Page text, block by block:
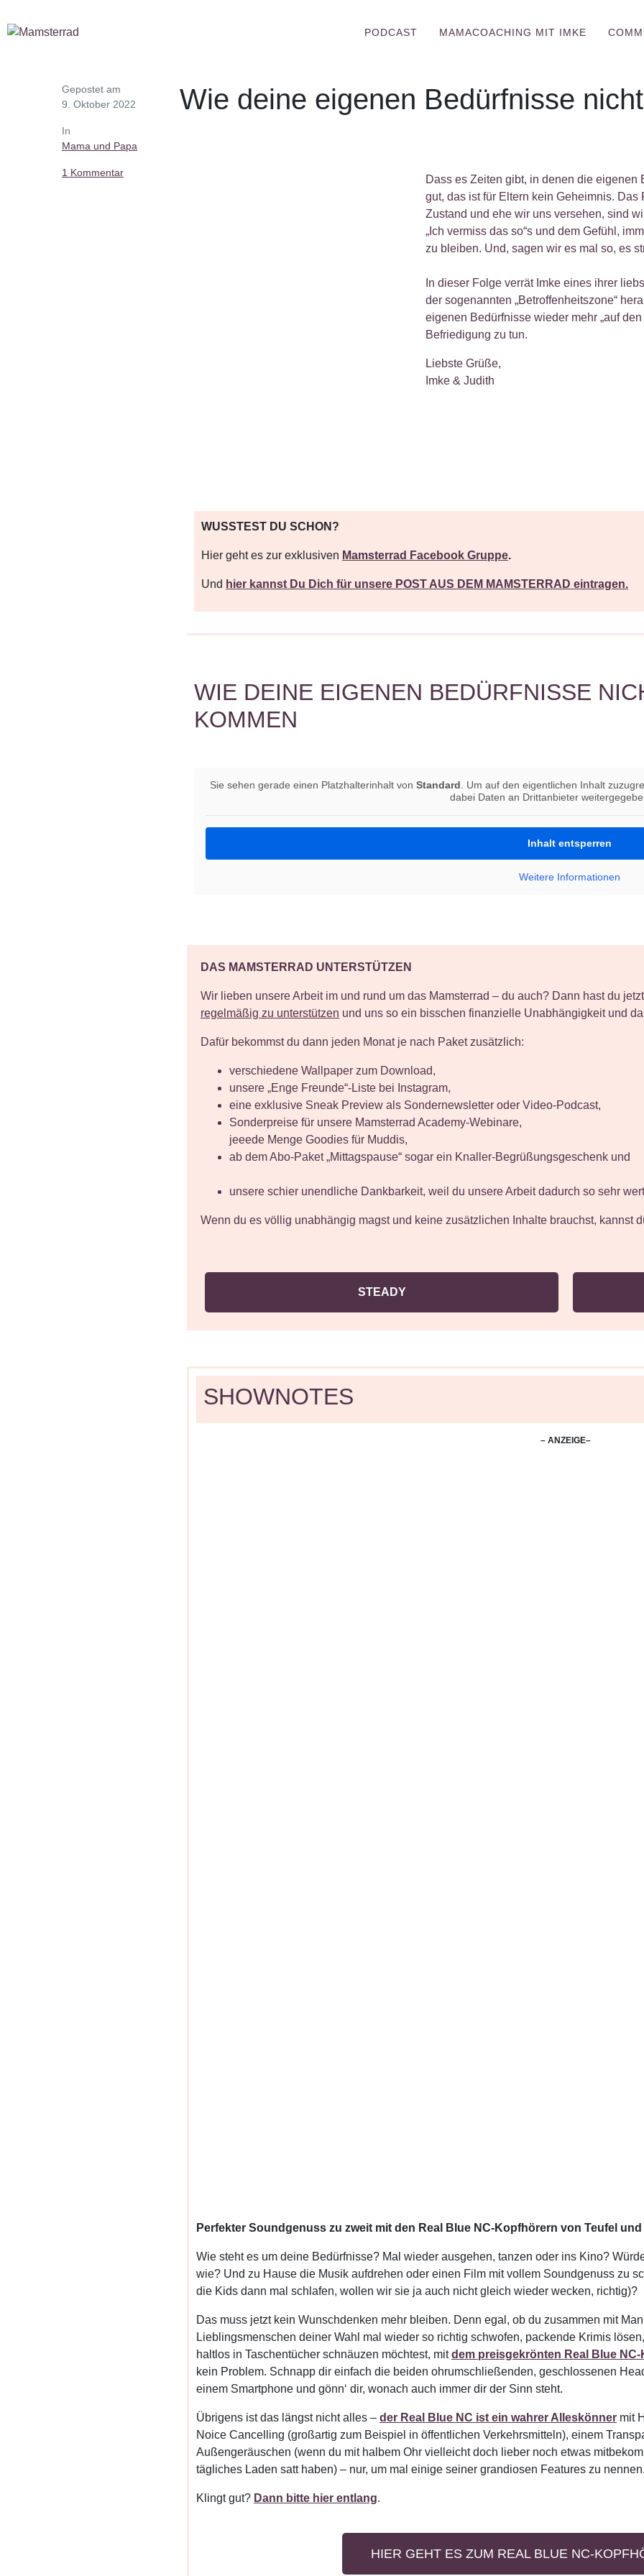
PODCAST MAMACOACHING MIT IMKE
Gepostet am
9. Oktober 2022
In
Mama und Papa
1 Kommentar
Wie deine eigenen Bedürfnisse
Dass es Zeiten gibt, in denen die
gut, das ist für Eltern kein Geheimnis. Das
Zustand und ehe wir uns versehen, sind
„Ich vermiss das so“s und dem Gefühl,
zu bleiben. Und, sagen wir es mal so, es
In dieser Folge verrät Imke eines ihrer
der sogenannten „Betroffenheitszone“
eigenen Bedürfnisse wieder mehr „auf
Befriedigung zu tun.
Liebste Grüße,
Imke & Judith
WUSSTEST DU SCHON?
Hier geht es zur exklusiven Mamsterrad Facebook Gruppe.
Und hier kannst Du Dich für unsere POST AUS DEM MAMSTERRAD eintragen.
WIE DEINE EIGENEN BEDÜRFNISSE
KOMMEN
Sie sehen gerade einen Platzhalterinhalt von Standard . Um auf den eigentlichen Inhalt
dabei Daten an Drittanbieter
Inhalt entsperren
Weitere Informationen
DAS MAMSTERRAD UNTERSTÜTZEN
Wir lieben unsere Arbeit im und rund um das Mamsterrad – du auch? Dann hast du
regelmäßig zu unterstützen und uns so ein bisschen finanzielle Unabhängigkeit und
Dafür bekommst du dann jeden Monat je nach Paket zusätzlich:
verschiedene Wallpaper zum Download,
unsere „Enge Freunde“-Liste bei Instagram,
eine exklusive Sneak Preview als Sondernewsletter oder Video-Podcast,
Sonderpreise für unsere Mamsterrad Academy-Webinare,
jeeede Menge Goodies für Muddis,
ab dem Abo-Paket „Mittagspause“ sogar ein Knaller-Begrüßungsgeschenk und
unsere schier unendliche Dankbarkeit, weil du unsere Arbeit dadurch so sehr
Wenn du es völlig unabhängig magst und keine zusätzlichen Inhalte brauchst, kannst
STEADY
SHOWNOTES
– ANZEIGE–
Perfekter Soundgenuss zu zweit mit den Real Blue NC-Kopfhörern von Teufel
Wie steht es um deine Bedürfnisse? Mal wieder ausgehen, tanzen oder ins Kino?
wie? Und zu Hause die Musik aufdrehen oder einen Film mit vollem Soundgenuss zu
die Kids dann mal schlafen, wollen wir sie ja auch nicht gleich wieder wecken, richtig)?
Das muss jetzt kein Wunschdenken mehr bleiben. Denn egal, ob du zusammen mit
Lieblingsmenschen deiner Wahl mal wieder so richtig schwofen, packende Krimis
haltlos in Taschentücher schnäuzen möchtest, mitdem preisgekrönten Real Blue
kein Problem. Schnapp dir einfach die beiden ohrumschließenden, geschlossenen
einem Smartphone und gönn‘ dir, wonach auch immer dir der Sinn steht.
Übrigens ist das längst nicht alles – der Real Blue NC ist ein wahrer Alleskönner mit
Noice Cancelling (großartig zum Beispiel in öffentlichen Verkehrsmitteln), einem
Außengeräuschen (wenn du mit halbem Ohr vielleicht doch lieber noch etwas
tägliches Laden satt haben) – nur, um mal einige seiner grandiosen Features zu nennen.
Klingt gut? Dann bitte hier entlang.
HIER GEHT ES ZUM REAL BLUE NC-